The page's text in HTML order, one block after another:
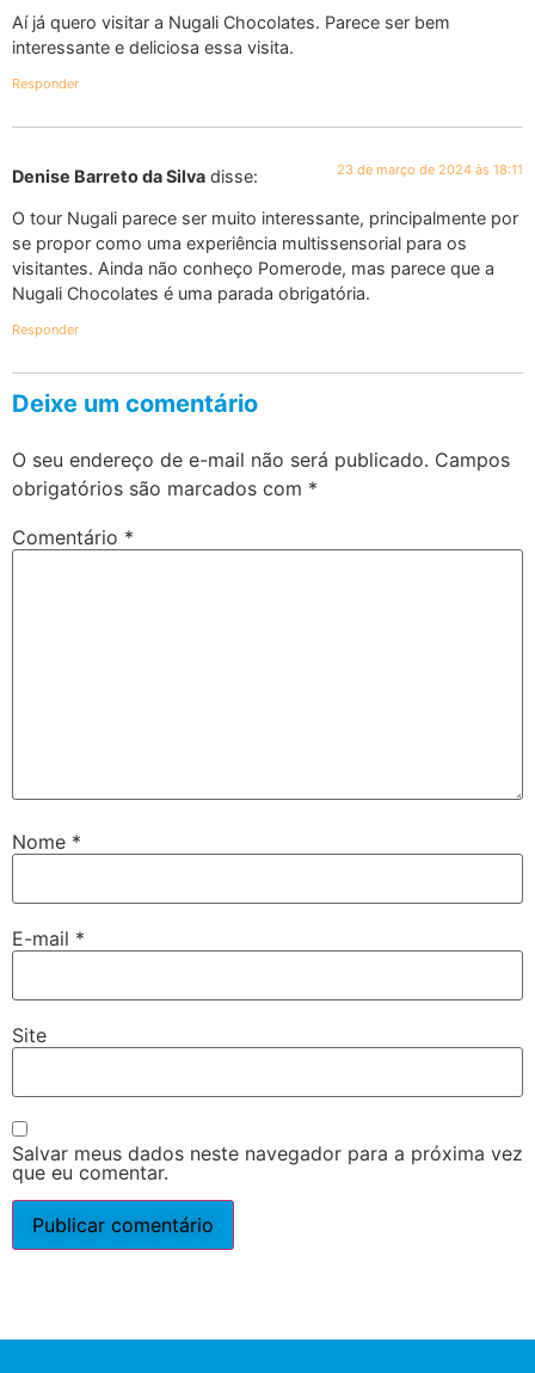
Aí já quero visitar a Nugali Chocolates. Parece ser bem
interessante e deliciosa essa visita.
Responder
Denise Barreto da Silva disse: 23 de março de 2024 às 18:11
O tour Nugali parece ser muito interessante, principalmente por
se propor como uma experiência multissensorial para os
visitantes. Ainda não conheço Pomerode, mas parece que a
Nugali Chocolates é uma parada obrigatória.
Responder
Deixe um comentário
O seu endereço de e-mail não será publicado. Campos
obrigatórios são marcados com *
Comentário *
Nome *
E-mail *
Site
Salvar meus dados neste navegador para a próxima vez
que eu comentar.